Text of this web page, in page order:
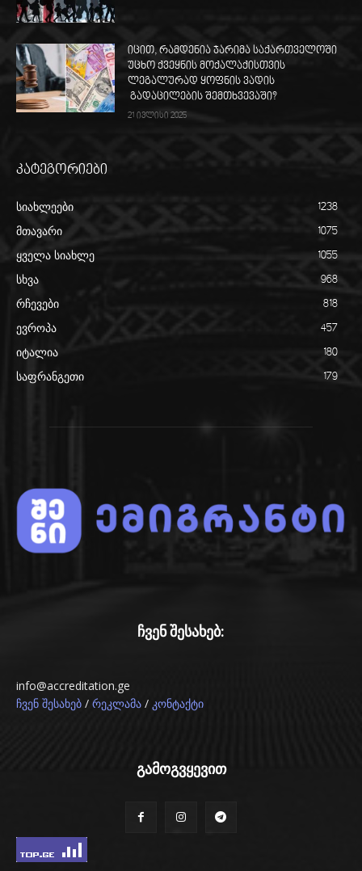
იცით, რამდენია ჯარიმა საქართველოში
უცხო ქვეყნის მოქალაქისთვის
ლეგალურად ყოფნის ვადის
გადაცილების შემთხვევაში?
21 ივლისი 2025
კატეგორიები
სიახლეები 1238
მთავარი 1075
ყველა სიახლე 1055
სხვა 968
რჩევები 818
ევროპა 457
იტალია 180
საფრანგეთი 179
ჩვენ შესახებ:
info@accreditation.ge
ჩვენ შესახებ / რეკლამა / კონტაქტი
გამოგვყევით